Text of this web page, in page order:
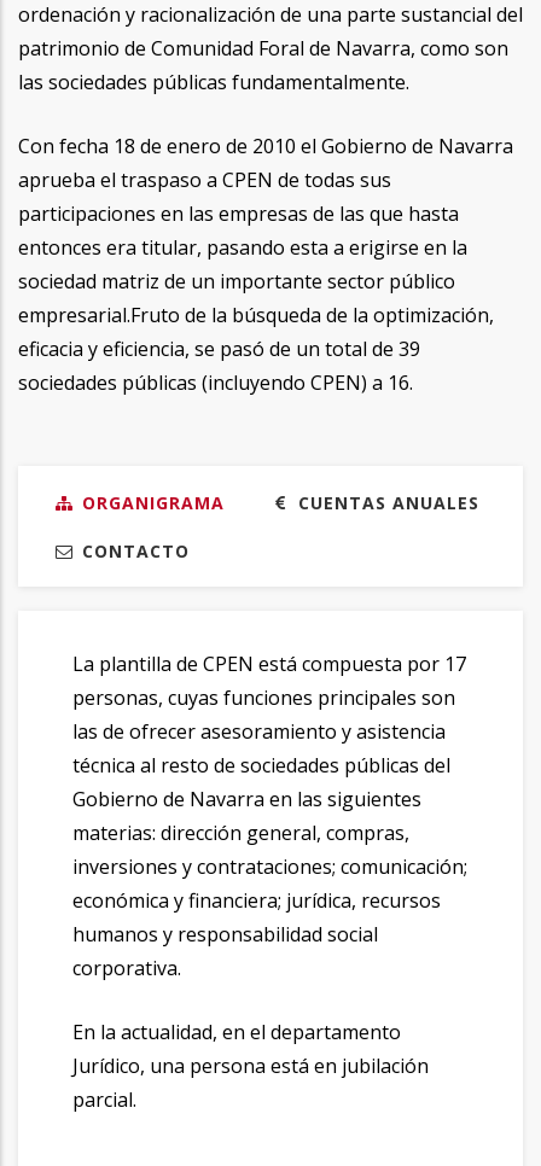
ordenación y racionalización de una parte sustancial del
patrimonio de Comunidad Foral de Navarra, como son
las sociedades públicas fundamentalmente.
Con fecha 18 de enero de 2010 el Gobierno de Navarra
aprueba el traspaso a CPEN de todas sus
participaciones en las empresas de las que hasta
entonces era titular, pasando esta a erigirse en la
sociedad matriz de un importante sector público
empresarial.Fruto de la búsqueda de la optimización,
eficacia y eficiencia, se pasó de un total de 39
sociedades públicas (incluyendo CPEN) a 16.
ORGANIGRAMA CUENTAS ANUALES
CONTACTO
La plantilla de CPEN está compuesta por 17
personas, cuyas funciones principales son
las de ofrecer asesoramiento y asistencia
técnica al resto de sociedades públicas del
Gobierno de Navarra en las siguientes
materias: dirección general, compras,
inversiones y contrataciones; comunicación;
económica y financiera; jurídica, recursos
humanos y responsabilidad social
corporativa.
En la actualidad, en el departamento
Jurídico, una persona está en jubilación
parcial.